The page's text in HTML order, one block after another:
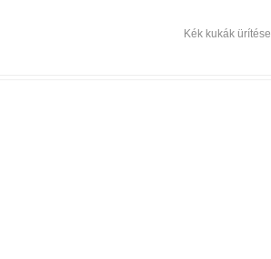
Kék kukák ürítése